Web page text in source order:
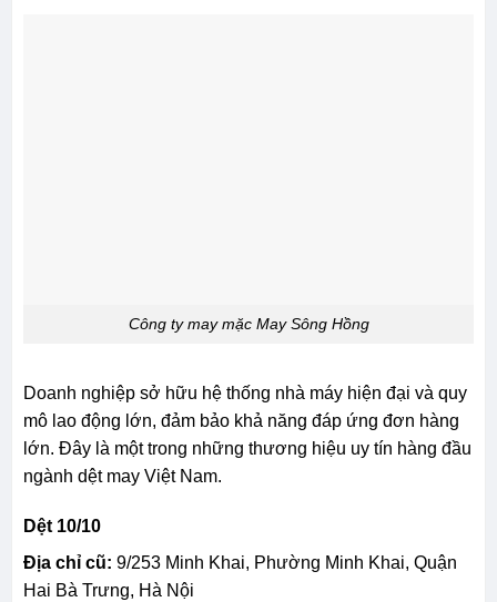
Công ty may mặc May Sông Hồng
Doanh nghiệp sở hữu hệ thống nhà máy hiện đại và quy
mô lao động lớn, đảm bảo khả năng đáp ứng đơn hàng
lớn. Đây là một trong những thương hiệu uy tín hàng đầu
ngành dệt may Việt Nam.
Dệt 10/10
Địa chỉ cũ: 9/253 Minh Khai, Phường Minh Khai, Quận
Hai Bà Trưng, Hà Nội